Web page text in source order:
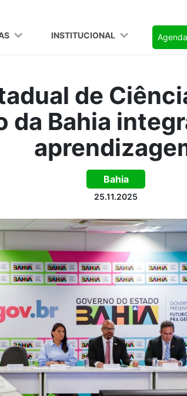
INSTITUCIONAL
de
da Bahia
Bahia
25.11.2025